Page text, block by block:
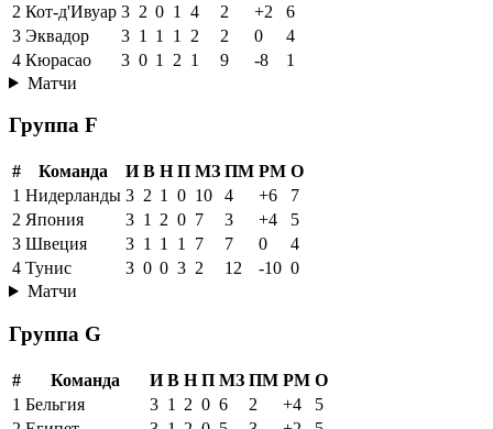
2 Кот-д'Ивуар 3 2 0 1 4 2 +2
6
3 Эквадор 3 1 1 1 2 2 0
4
4 Кюрасао 3 0 1 2 1 9 -8
1
Матчи
Группа F
# Команда И В Н П МЗ ПМ РМ О
1 Нидерланды 3 2 1 0 10 4 +6
7
2 Япония 3 1 2 0 7 3 +4
5
3 Швеция 3 1 1 1 7 7 0
4
4 Тунис 3 0 0 3 2 12 -10 0
Матчи
Группа G
# Команда И В Н П МЗ ПМ РМ О
1 Бельгия 3 1 2 0 6 2 +4
5